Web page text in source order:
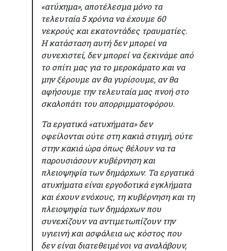
«ατύχημα», αποτέλεσμα μόνο τα
τελευταία 5 χρόνια να έχουμε 60
νεκρούς και εκατοντάδες τραυματίες.
Η κατάσταση αυτή δεν μπορεί να
συνεχιστεί, δεν μπορεί να ξεκινάμε από
το σπίτι μας για το μεροκάματο και να
μην ξέρουμε αν θα γυρίσουμε, αν θα
αφήσουμε την τελευταία μας πνοή στο
σκαλοπάτι του απορριμματοφόρου.
Τα εργατικά «ατυχήματα» δεν
οφείλονται ούτε στη κακιά στιγμή, ούτε
στην κακιά ώρα όπως θέλουν να τα
παρουσιάσουν κυβέρνηση και
πλειοψηφία των δημάρχων. Τα εργατικά
ατυχήματα είναι εργοδοτικά εγκλήματα
και έχουν ενόχους, τη κυβέρνηση και τη
πλειοψηφία των δημάρχων που
συνεχίζουν να αντιμετωπίζουν την
υγιεινή και ασφάλεια ως κόστος που
δεν είναι διατεθειμένοι να αναλάβουν,